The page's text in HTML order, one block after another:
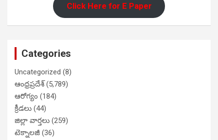
Click Here for E Paper
Categories
Uncategorized (8)
ఆంధ్రప్రదేశ్(5,789)
ఆరోగ్యం (184)
క్రీడలు (44)
జిల్లా వార్తలు (259)
టెక్నాలజీ (36)